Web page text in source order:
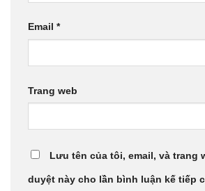
Email *
Trang web
Lưu tên của tôi, email, và trang
duyệt này cho lần bình luận kế tiếp